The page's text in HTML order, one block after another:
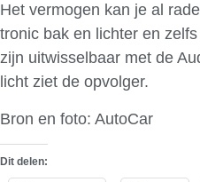
Het vermogen kan je al
tronic bak en lichter en
zijn uitwisselbaar met de
licht ziet de opvolger.
Bron en foto: AutoCar
Dit delen: